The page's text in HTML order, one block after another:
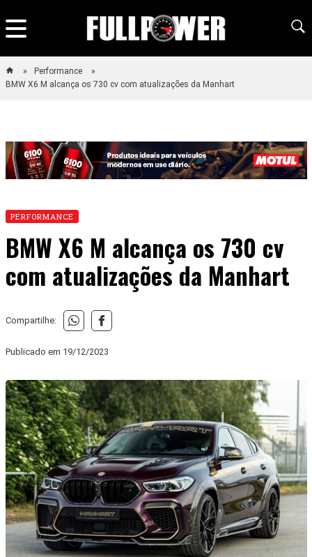
Performance
BMW X6 M alcança os 730 cv com atualizações da Manhart
PERFORMANCE
BMW X6 M alcança os 730 cv
com atualizações da Manhart
Compartilhe:
Publicado em 19/12/2023